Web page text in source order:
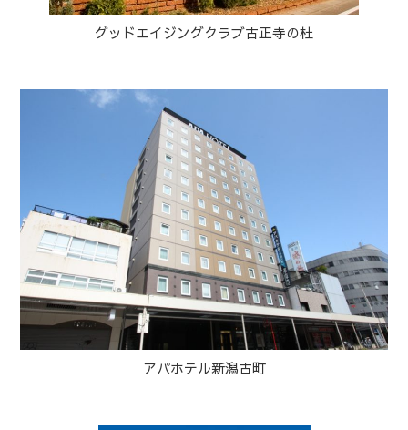
グッドエイジングクラブ古正寺の杜
アパホテル新潟古町